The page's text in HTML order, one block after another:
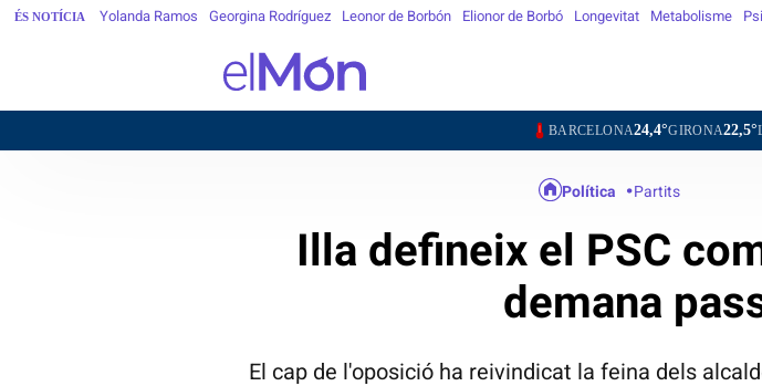
ÉS NOTÍCIA Yolanda Ramos Georgina Rodríguez Leonor de Borbón Elionor de Borbó Longevitat Metabolisme
BARCELONA24,4°GIRONA22,5°LLEIDA24,3°
Política Partits
Illa defineix el PSC
demana
El cap de l'oposició ha reivindicat la feina dels